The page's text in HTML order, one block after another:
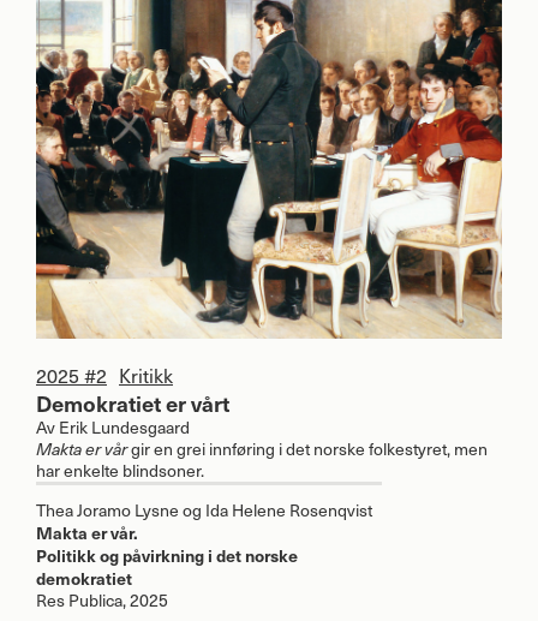
2025 #2 Kritikk
Demokratiet er vårt
Av Erik Lundesgaard
Makta er vårgir en grei innføring i det norske folkestyret, men
har enkelte blindsoner.
Thea Joramo Lysne og Ida Helene Rosenqvist
Makta er vår.
Politikk og påvirkning i det norske
demokratiet
Res Publica, 2025